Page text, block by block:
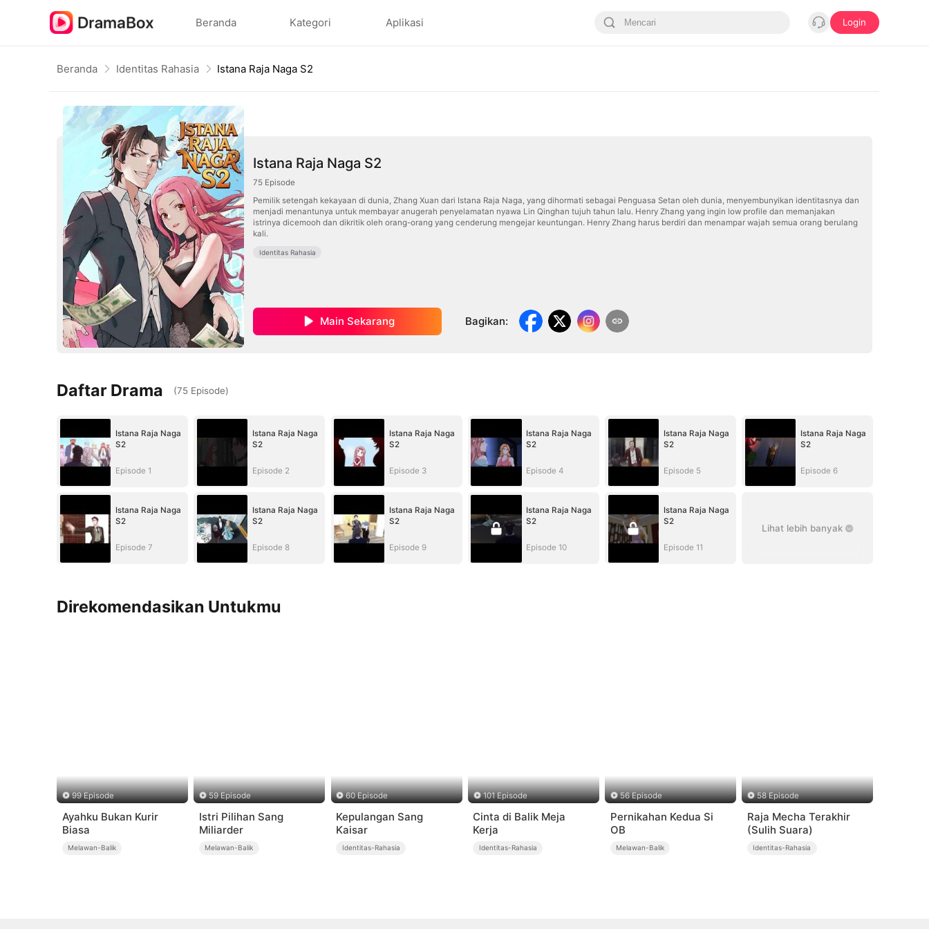
Beranda Kategori Aplikasi Login
Beranda Identitas Rahasia Istana Raja Naga S2
Istana Raja Naga S2
75 Episode
Pemilik setengah kekayaan di dunia, Zhang Xuan dari Istana Raja Naga, yang dihormati sebagai Penguasa Setan oleh dunia, menyembunyikan identitasnya dan
menjadi menantunya untuk membayar anugerah penyelamatan nyawa Lin Qinghan tujuh tahun lalu. Henry Zhang yang ingin low profile dan memanjakan
istrinya dicemooh dan dikritik oleh orang-orang yang cenderung mengejar keuntungan. Henry Zhang harus berdiri dan menampar wajah semua orang berulang
kali.
Identitas Rahasia
Main Sekarang Bagikan:
Daftar Drama (75 Episode)
Istana Raja Naga
S2
Episode 1
Istana Raja Naga
S2
Episode 2
Istana Raja Naga
S2
Episode 3
Istana Raja Naga
S2
Episode 4
Istana Raja Naga
S2
Episode 5
Istana Raja Naga
S2
Episode 6
Istana Raja Naga
S2
Episode 7
Istana Raja Naga
S2
Episode 8
Istana Raja Naga
S2
Episode 9
Istana Raja Naga
S2
Episode 10
Istana Raja Naga
S2
Episode 11
Lihat lebih banyak
Direkomendasikan Untukmu
99 Episode
Ayahku Bukan Kurir
Biasa
Melawan-Balik
59 Episode
Istri Pilihan Sang
Miliarder
Melawan-Balik
60 Episode
Kepulangan Sang
Kaisar
Identitas-Rahasia
101 Episode
Cinta di Balik Meja
Kerja
Identitas-Rahasia
56 Episode
Pernikahan Kedua Si
OB
Melawan-Balik
58 Episode
Raja Mecha Terakhir
(Sulih Suara)
Identitas-Rahasia